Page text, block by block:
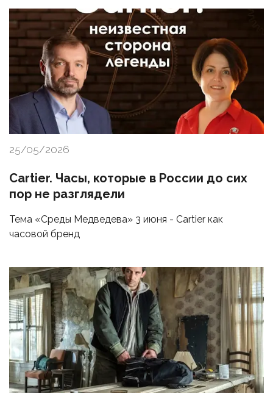
25/05/2026
Cartier. Часы, которые в России до сих
пор не разглядели
Тема «Среды Медведева» 3 июня - Cartier как
часовой бренд